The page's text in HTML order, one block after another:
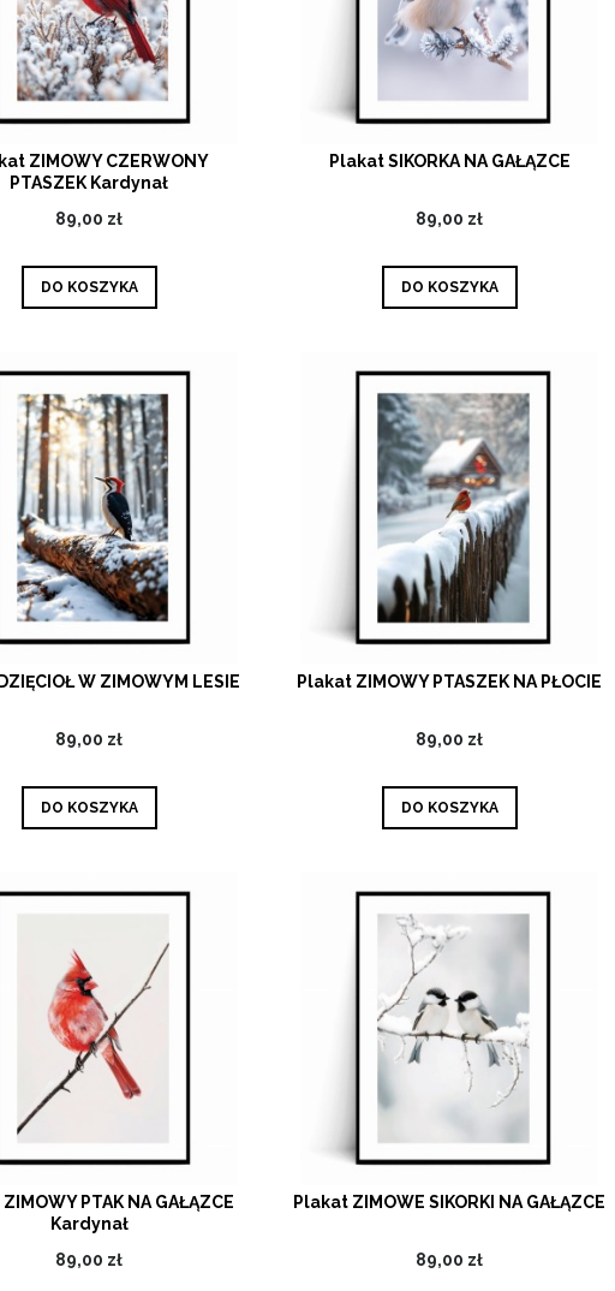
ZIMOWY CZERWONY
PTASZEK Kardynał
89,00 zł
DO KOSZYKA
Plakat SIKORKA NA GAŁĄZCE
89,00 zł
DO KOSZYKA
W ZIMOWYM LESIE
89,00 zł
DO KOSZYKA
Plakat ZIMOWY PTASZEK NA PŁOCIE
89,00 zł
DO KOSZYKA
PTAK NA GAŁĄZCE
Kardynał
89,00 zł
Plakat ZIMOWE SIKORKI NA GAŁĄZCE
89,00 zł